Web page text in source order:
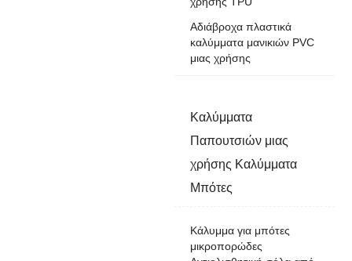
Αδιάβροχα πλαστικά
καλύμματα μανικιών PVC
μιας χρήσης
Καλύμματα
Παπουτσιών μιας
χρήσης Καλύμματα
Μπότες
Κάλυμμα για μπότες
μικροπορώδες